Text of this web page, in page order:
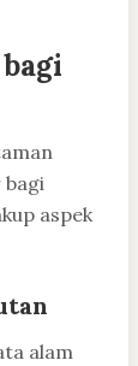
bagi
aspek
alam